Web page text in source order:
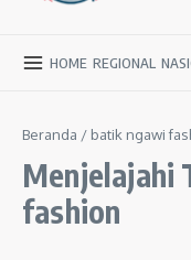
HOME REGIONAL
Beranda / batik ngawi
Menjelajahi
fashion